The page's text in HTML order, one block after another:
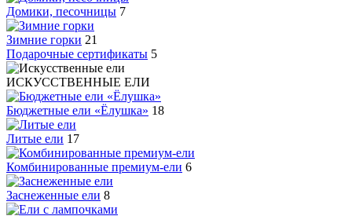
Домики, песочницы 7
Зимние горки 21
Подарочные сертификаты 5
ИСКУССТВЕННЫЕ ЕЛИ
Бюджетные ели «Ёлушка» 18
Литые ели 17
Комбинированные премиум-ели 6
Заснеженные ели 8